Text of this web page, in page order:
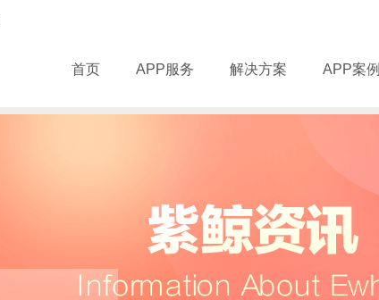
首页 APP服务 解决方案 APP案例